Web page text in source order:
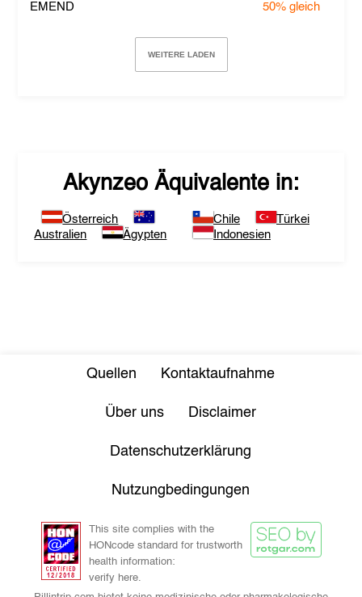
EMEND 50% gleich
WEITERE LADEN
Akynzeo Äquivalente in:
Österreich
Australien
Ägypten
Chile
Türkei
Indonesien
Quellen Kontaktaufnahme
Über uns Disclaimer
Datenschutzerklärung
Nutzungbedingungen
This site complies with the
HONcode standard for trustworth
health information:
verify here.